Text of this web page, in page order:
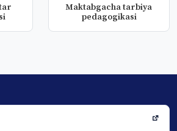
Maktabgacha tarbiya
pedagogikasi